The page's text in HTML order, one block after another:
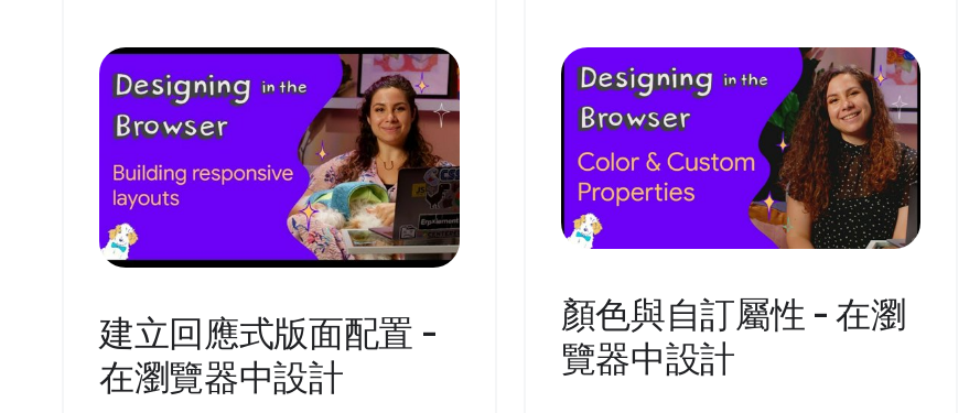
建立回應式版面配置 -
在瀏覽器中設計
顏色與自訂屬性 - 在瀏
覽器中設計